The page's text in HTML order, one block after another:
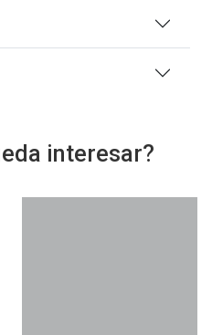
interesar?